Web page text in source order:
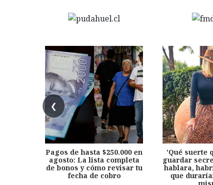
❮
Pagos de hasta $250.000 en
agosto: La lista completa
de bonos y cómo revisar tu
fecha de cobro
'Qué suerte
guardar
hablara,
que